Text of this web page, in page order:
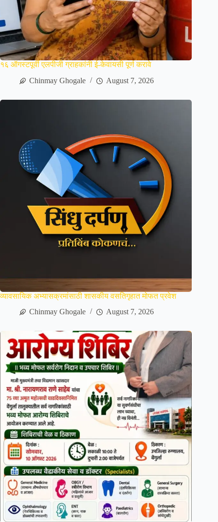
१६ ऑगस्टपूर्वी एलपीजी ग्राहकांनी ई-केवायसी पूर्ण करावे
Chinmay Ghogale
August 7, 2026
व्यावसायिक अभ्यासक्रमांसाठी शासकीय वसतिगृहात मोफत प्रवेश
Chinmay Ghogale
August 7, 2026